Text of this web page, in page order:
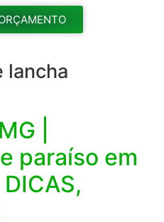
lancha
|
paraíso em